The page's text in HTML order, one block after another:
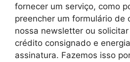
fornecer um serviço, como
preencher um formulário de
nossa newsletter ou
crédito consignado e
assinatura. Fazemos isso